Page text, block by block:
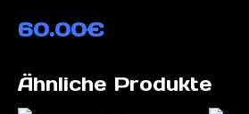
60.00€
Ähnliche Produkte